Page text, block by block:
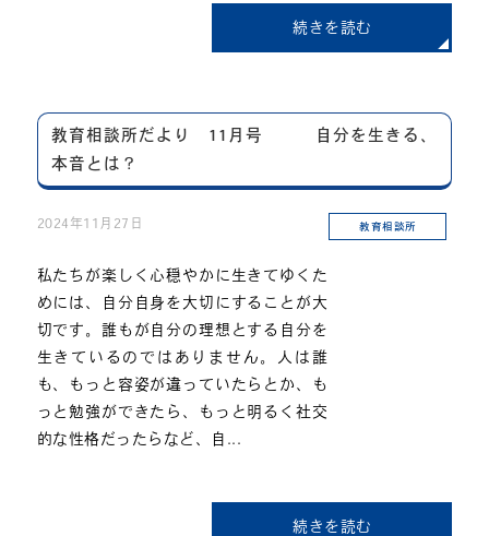
続きを読む
教育相談所だより 11月号 自分を生きる、
本音とは？
教育相談所
2024年11月27日
私たちが楽しく心穏やかに生きてゆくた
めには、自分自身を大切にすることが大
切です。誰もが自分の理想とする自分を
生きているのではありません。人は誰
も、もっと容姿が違っていたらとか、も
っと勉強ができたら、もっと明るく社交
的な性格だったらなど、自...
続きを読む